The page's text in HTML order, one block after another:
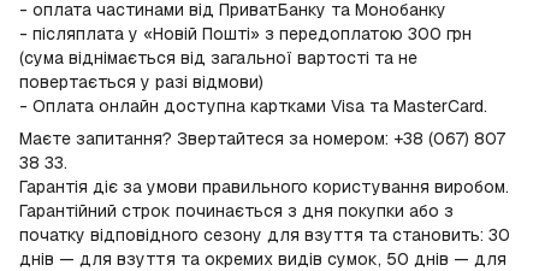
- оплата частинами від ПриватБанку та Монобанку
- післяплата у «Новій Пошті» з передоплатою 300 грн
(сума віднімається від загальної вартості та не
повертається у разі відмови)
- Оплата онлайн доступна картками Visa та MasterCard.
Маєте запитання? Звертайтеся за номером: +38 (067) 807
38 33.
Гарантія діє за умови правильного користування виробом.
Гарантійний строк починається з дня покупки або з
початку відповідного сезону для взуття та становить: 30
днів — для взуття та окремих видів сумок, 50 днів — для